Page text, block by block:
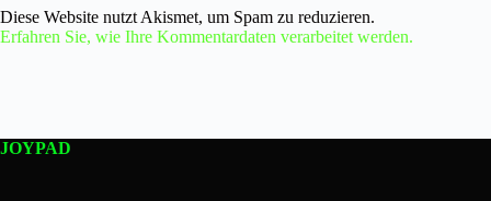
Diese Website nutzt Akismet, um Spam zu reduzieren.
Erfahren Sie, wie Ihre Kommentardaten verarbeitet werden.
JOYPAD